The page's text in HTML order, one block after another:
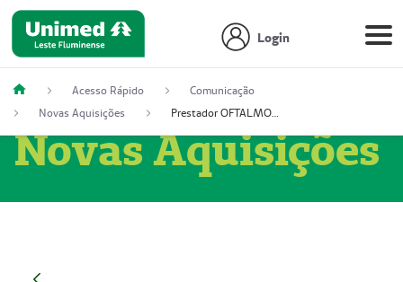
Login
Acesso Rápido
Comunicação
Novas Aquisições
Prestador OFTALMOCLÍNICA SÃO GONÇALO (55004164-2)
Novas Aquisições